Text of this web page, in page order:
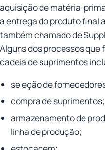
aquisição de matéria-
a entrega do produto final
também chamado de
Alguns dos processos que
cadeia de suprimentos
seleção de
compra de suprimentos;
armazenamento de
linha de produção;